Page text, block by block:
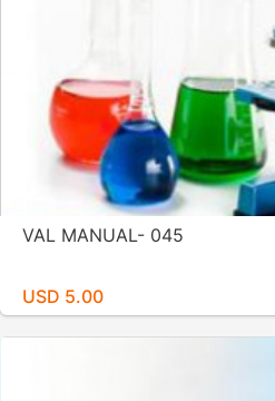
VAL MANUAL- 045
USD 5.00